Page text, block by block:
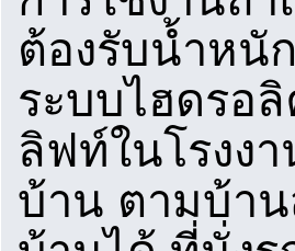
ต้องรับน้ำหนั
ระบบไฮดรอ
ลิฟท์ในโรงง
บ้าน ตามบ้า